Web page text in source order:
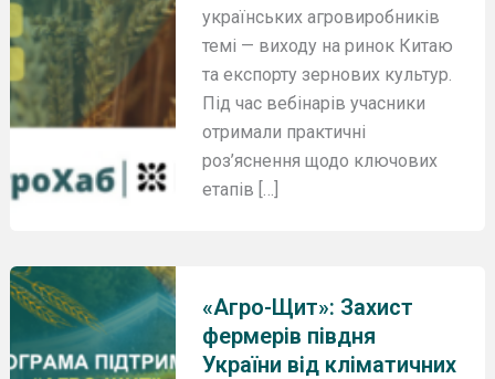
українських агровиробників
темі — виходу на ринок Китаю
та експорту зернових культур.
Під час вебінарів учасники
отримали практичні
роз’яснення щодо ключових
етапів […]
«Агро-Щит»: Захист
фермерів півдня
України від кліматичних